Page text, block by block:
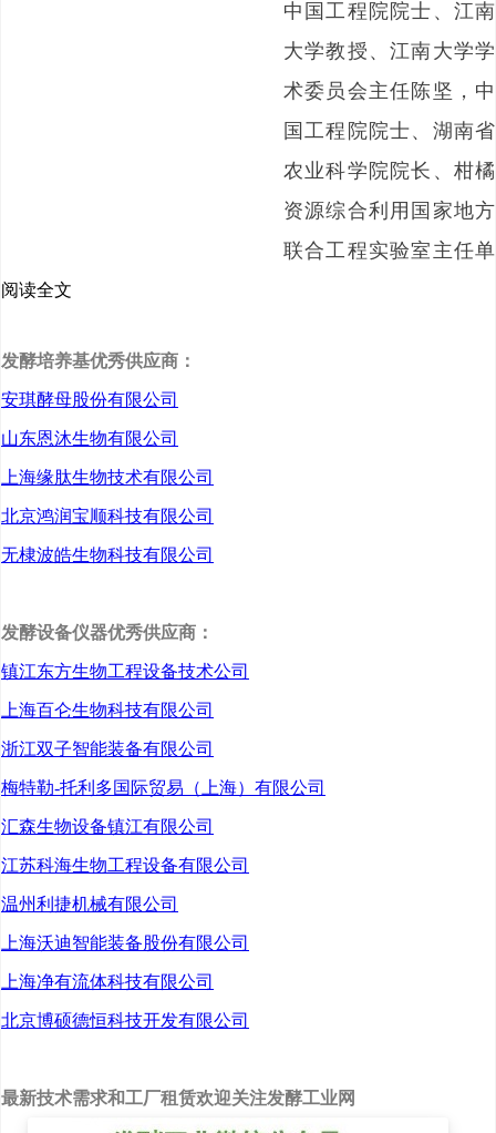
中国工程院院士、江南
大学教授、江南大学学
术委员会主任陈坚，中
国工程院院士、湖南省
农业科学院院长、柑橘
资源综合利用国家地方
联合工程实验室主任单
阅读全文
发酵培养基优秀供应商：
安琪酵母股份有限公司
山东恩沐生物有限公司
上海缘肽生物技术有限公司
北京鸿润宝顺科技有限公司
无棣波皓生物科技有限公司
发酵设备仪器优秀供应商：
镇江东方生物工程设备技术公司
上海百仑生物科技有限公司
浙江双子智能装备有限公司
梅特勒-托利多国际贸易（上海）有限公司
汇森生物设备镇江有限公司
江苏科海生物工程设备有限公司
温州利捷机械有限公司
上海沃迪智能装备股份有限公司
上海净有流体科技有限公司
北京博硕德恒科技开发有限公司
最新技术需求和工厂租赁欢迎关注发酵工业网